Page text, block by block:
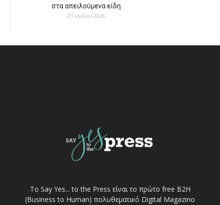
στα απειλούμενα είδη
23 Ιουλίου 2026
Το Say Yes... to the Press είναι το πρώτο free Β2Η
(Business to Human) πολυθεματικό Digital Magazino